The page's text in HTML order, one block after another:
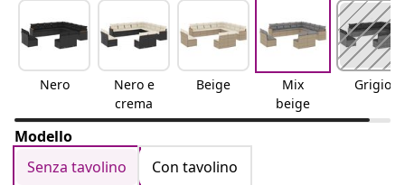
Nero
Nero e
crema
Beige
Mix
beige
Grigio
Modello
Senza tavolino
Con tavolino